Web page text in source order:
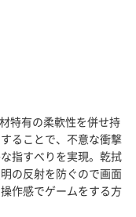
特有の柔軟性を併せ持
ることで、不意な衝撃
指すべりを実現。乾拭
の反射を防ぐので画面
作感でゲームをする方